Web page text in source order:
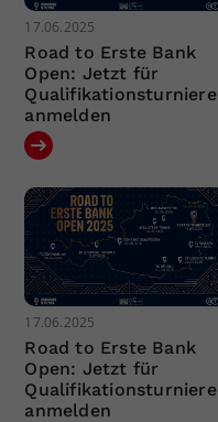
17.06.2025
Road to Erste Bank
Open: Jetzt für
Qualifikationsturniere
anmelden
17.06.2025
Road to Erste Bank
Open: Jetzt für
Qualifikationsturniere
anmelden